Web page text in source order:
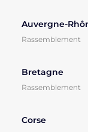
Rassemblement
Bretagne
Rassemblement
Corse